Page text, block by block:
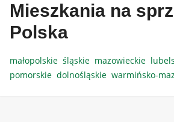
Mieszkania na
Polska
małopolskie śląskie mazowieckie
pomorskie dolnośląskie warmińsko-